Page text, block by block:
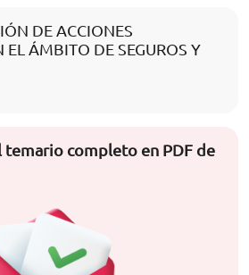
DE ACCIONES
EL ÁMBITO DE SEGUROS Y
temario completo en PDF de